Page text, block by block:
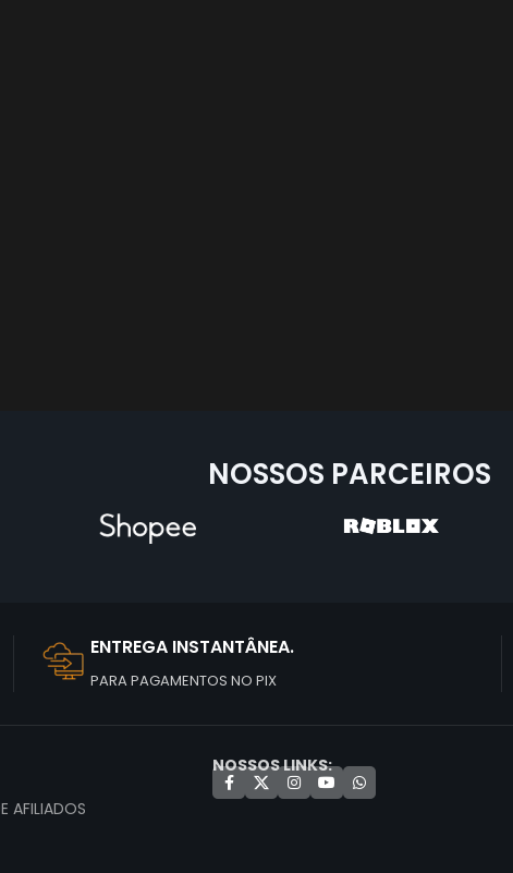
NOSSOS PARCEIROS
ENTREGA INSTANTÂNEA.
PARA PAGAMENTOS NO PIX
AFILIADOS
NOSSOS LINKS: